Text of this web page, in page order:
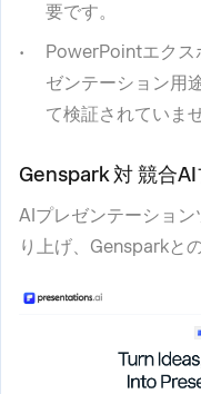
要です。
PowerPointエクス
ゼンテーション用
て検証されていませ
Genspark 対 競合
AIプレゼンテーショ
り上げ、Gensparkと